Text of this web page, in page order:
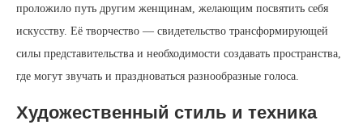
проложило путь другим женщинам, желающим посвятить себя
искусству. Её творчество — свидетельство трансформирующей
силы представительства и необходимости создавать пространства,
где могут звучать и праздноваться разнообразные голоса.
Художественный стиль и техника